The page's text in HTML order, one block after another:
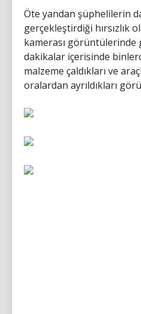
Öte yandan şüphelilerin
gerçekleştirdiği hırsızlık
kamerası
dakikalar içerisinde
malzeme çaldıkları ve
oralardan ayrıldıkları